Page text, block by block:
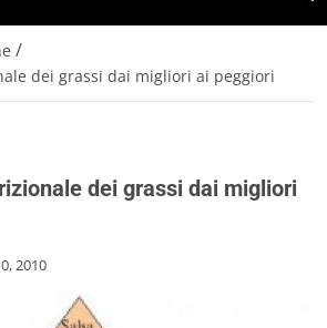
/
dei grassi dai migliori ai peggiori
dei grassi dai migliori
2010